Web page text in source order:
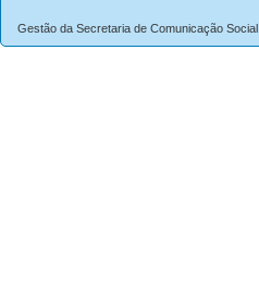
Gestão da Secretaria de Comunicação Social.